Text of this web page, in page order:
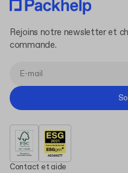
Contact et aide
Rejoins notre newsletter et
commande.